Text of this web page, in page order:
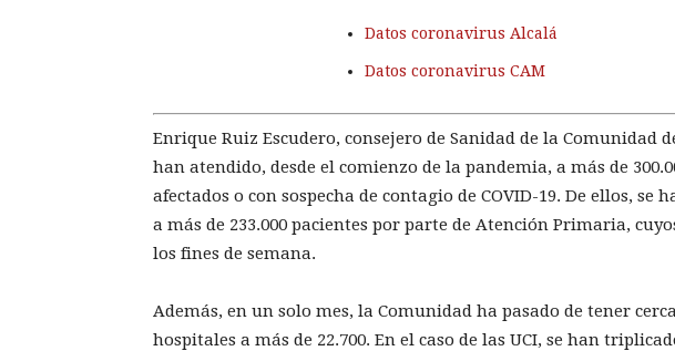
Datos coronavirus Alcalá
Datos coronavirus CAM
Enrique Ruiz Escudero, consejero de Sanidad de la Comunidad
han atendido, desde el comienzo de la pandemia, a más de
afectados o con sospecha de contagio de COVID-19. De ellos, se
a más de 233.000 pacientes por parte de Atención Primaria,
los fines de semana.
Además, en un solo mes, la Comunidad ha pasado de tener
hospitales a más de 22.700. En el caso de las UCI, se han